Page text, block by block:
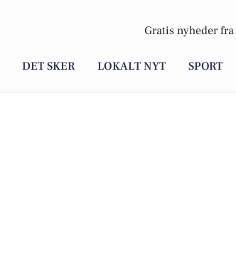
Gratis nyheder fra
DET SKER LOKALT NYT SPORT